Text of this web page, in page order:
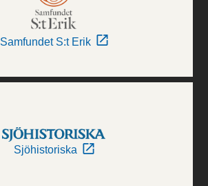
Samfundet S:t Erik
Sjöhistoriska